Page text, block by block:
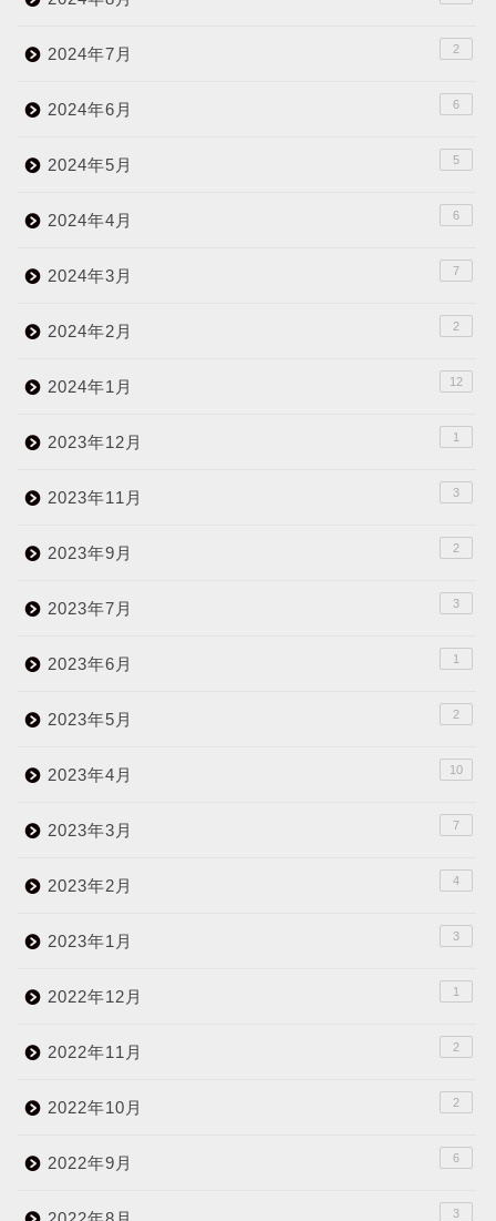
2024年7月 2
2024年6月 6
2024年5月 5
2024年4月 6
2024年3月 7
2024年2月 2
2024年1月 12
2023年12月 1
2023年11月 3
2023年9月 2
2023年7月 3
2023年6月 1
2023年5月 2
2023年4月 10
2023年3月 7
2023年2月 4
2023年1月 3
2022年12月 1
2022年11月 2
2022年10月 2
2022年9月 6
3